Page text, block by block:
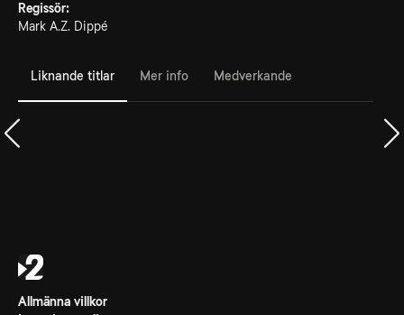
Regissör:
Mark A.Z. Dippé
Liknande titlar Mer info Medverkande
Allmänna villkor